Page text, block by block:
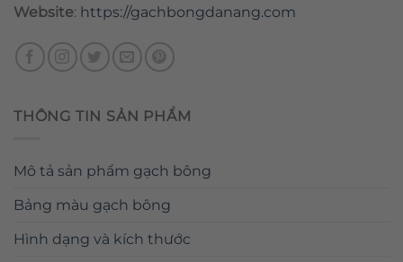
Website: https://gachbongdanang.com
THÔNG TIN SẢN PHẨM
Mô tả sản phẩm gạch bông
Bảng màu gạch bông
Hình dạng và kích thước